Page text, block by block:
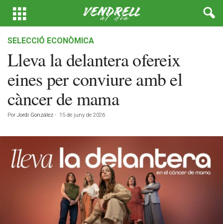
SELECCIÓ ECONÒMICA
Lleva la delantera ofereix
eines per conviure amb el
càncer de mama
Por Jordi González - 15 de juny de 2026